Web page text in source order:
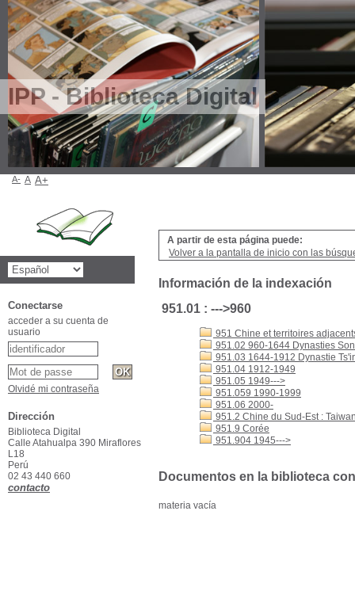
IPP - Biblioteca Digital
A partir de esta página puede:
Volver a la pantalla de inicio con las
Información de la indexación
951.01 : --->960
951 Chine et territoires
951.02 960-1644 Dynasties
951.03 1644-1912 Dynastie
951.04 1912-1949
951.05 1949--->
951.059 1990-1999
951.06 2000-
951.2 Chine du Sud-Est :
951.9 Corée
951.904 1945--->
Documentos en la biblioteca
materia vacía
A- A A+
Conectarse
acceder a su cuenta de
usuario
Olvidé mi contraseña
Dirección
Biblioteca Digital
Calle Atahualpa 390 Miraflores
L18
Perú
02 43 440 660
contacto